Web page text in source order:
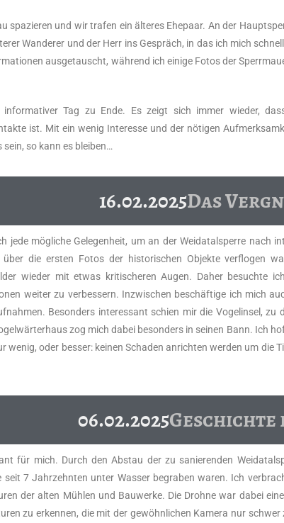
spazieren und wir trafen ein älteres Ehepaar. An der
Wanderer und der Herr ins Gespräch, in das ich mich
ausgetauscht, während ich einige Fotos der
Tag zu Ende. Es zeigt sich immer wieder,
ist. Mit ein wenig Interesse und der nötigen
so kann es bleiben…
16.02.2025Das
jede mögliche Gelegenheit, um an der Weidatalsperre nach
die ersten Fotos der historischen Objekte verflogen
wieder mit etwas kritischeren Augen. Daher besuchte
weiter zu verbessern. Inzwischen beschäftige ich mich
Besonders interessant schien mir die Vogelinsel, zu
zog mich dabei besonders in seinen Bann. Ich
wenig, oder besser: keinen Schaden anrichten werden um die
06.02.2025
für mich. Durch den Abstau der zu sanierenden
7 Jahrzehnten unter Wasser begraben waren. Ich
der alten Mühlen und Bauwerke. Die Drohne war dabei
zu erkennen, die mit der gewöhnlichen Kamera nur schwer